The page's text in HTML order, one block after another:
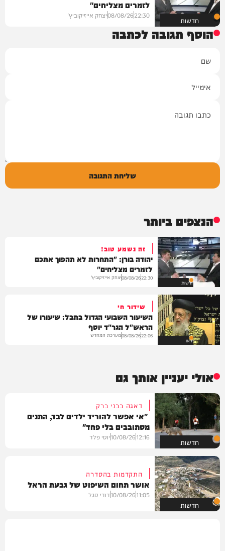
חדשות
לזמרים מצליחים"
22:30
08/08/26יצחק אייזיקוביץ'
הוסף תגובה לכתבה
שליחת התגובה
הנצפים ביותר
חדשות
זה נשמע טוב!
יהודה בורן: "התחרות לא תהפוך אתכם
לזמרים מצליחים"
22:30
08/08/26יצחק אייזיקוביץ'
וידאו
שידור חי
השיעור השבועי הגדול בתבל: שיעורו של
הראש"ל הגר"ד יוסף
22:06
08/08/26מערכת המחדש
אולי יעניין אותך גם
חדשות
דאגה בבני ברק
"אי אפשר להוריד ילדים לבד, התנים
מסתובבים בלי פחד"
12:16
10/08/26יוסי פלד
חדשות
התקדמות בהסדרה
אושר תחום השיפוט של גבעת הראל
11:05
10/08/26דודי סגל